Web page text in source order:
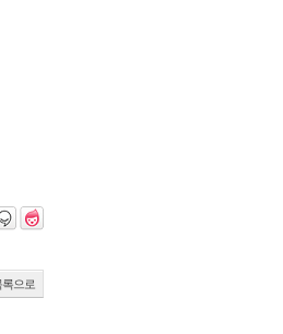
록으로